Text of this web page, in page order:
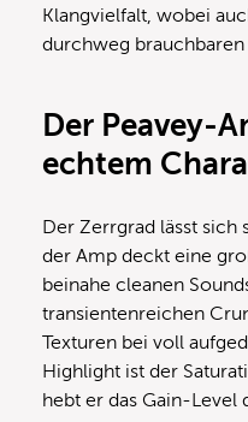
Klangvielfalt, wobei
durchweg brauchbaren
Der Peavey-
echtem
Der Zerrgrad lässt sich
der Amp deckt eine
beinahe cleanen
transientenreichen
Texturen bei voll
Highlight ist der
hebt er das Gain-